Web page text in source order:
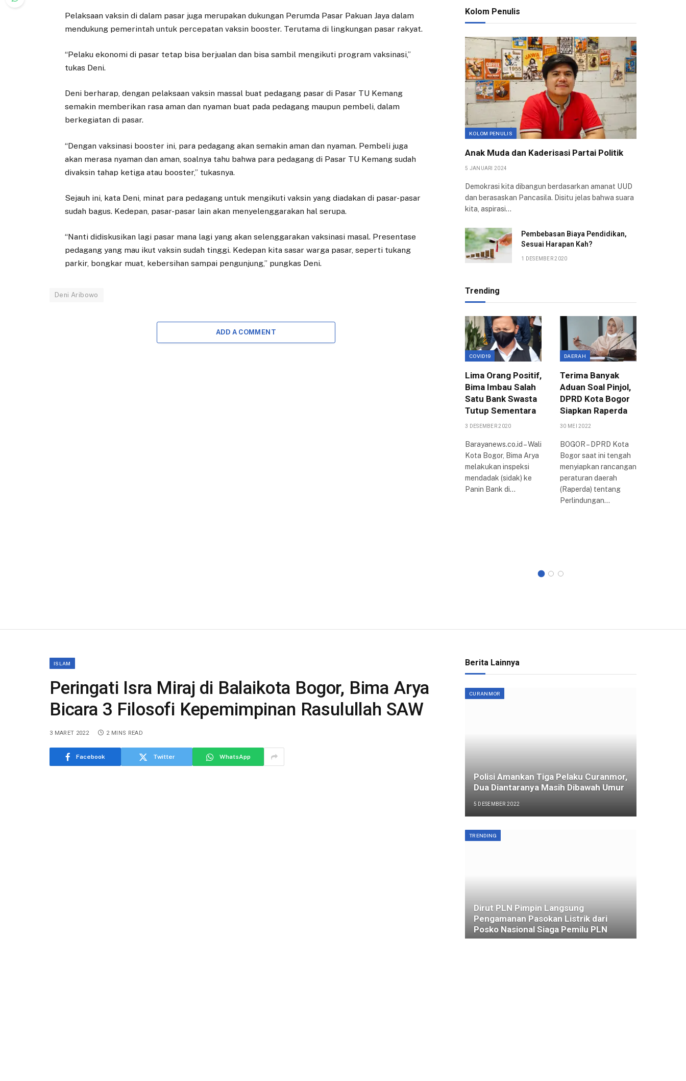
Pelaksaan vaksin di dalam pasar juga merupakan dukungan Perumda Pasar Pakuan Jaya dalam
mendukung pemerintah untuk percepatan vaksin booster. Terutama di lingkungan pasar rakyat.
“Pelaku ekonomi di pasar tetap bisa berjualan dan bisa sambil mengikuti program vaksinasi,”
tukas Deni.
Deni berharap, dengan pelaksaan vaksin massal buat pedagang pasar di Pasar TU Kemang
semakin memberikan rasa aman dan nyaman buat pada pedagang maupun pembeli, dalam
berkegiatan di pasar.
“Dengan vaksinasi booster ini, para pedagang akan semakin aman dan nyaman. Pembeli juga
akan merasa nyaman dan aman, soalnya tahu bahwa para pedagang di Pasar TU Kemang sudah
divaksin tahap ketiga atau booster,” tukasnya.
Sejauh ini, kata Deni, minat para pedagang untuk mengikuti vaksin yang diadakan di pasar-pasar
sudah bagus. Kedepan, pasar-pasar lain akan menyelenggarakan hal serupa.
“Nanti didiskusikan lagi pasar mana lagi yang akan selenggarakan vaksinasi masal. Presentase
pedagang yang mau ikut vaksin sudah tinggi. Kedepan kita sasar warga pasar, seperti tukang
parkir, bongkar muat, kebersihan sampai pengunjung,” pungkas Deni.
Deni Aribowo
ADD A COMMENT
Kolom Penulis
KOLOM PENULIS
Anak Muda dan Kaderisasi Partai Politik
5 JANUARI 2024
Demokrasi kita dibangun berdasarkan amanat UUD
dan berasaskan Pancasila. Disitu jelas bahwa suara
kita, aspirasi…
Pembebasan Biaya Pendidikan,
Sesuai Harapan Kah?
1 DESEMBER 2020
Trending
COVID19
Lima Orang Positif,
Bima Imbau Salah
Satu Bank Swasta
Tutup Sementara
3 DESEMBER 2020
Barayanews.co.id – Wali
Kota Bogor, Bima Arya
melakukan inspeksi
mendadak (sidak) ke
Panin Bank di…
DAERAH
Terima Banyak
Aduan Soal Pinjol,
DPRD Kota Bogor
Siapkan Raperda
30 MEI 2022
BOGOR – DPRD Kota
Bogor saat ini tengah
menyiapkan rancangan
peraturan daerah
(Raperda) tentang
Perlindungan…
ISLAM
Peringati Isra Miraj di Balaikota Bogor, Bima Arya
Bicara 3 Filosofi Kepemimpinan Rasulullah SAW
3 MARET 2022 2 MINS READ
Facebook Twitter WhatsApp
Berita Lainnya
CURANMOR
Polisi Amankan Tiga Pelaku Curanmor,
Dua Diantaranya Masih Dibawah Umur
5 DESEMBER 2022
TRENDING
Dirut PLN Pimpin Langsung
Pengamanan Pasokan Listrik dari
Posko Nasional Siaga Pemilu PLN